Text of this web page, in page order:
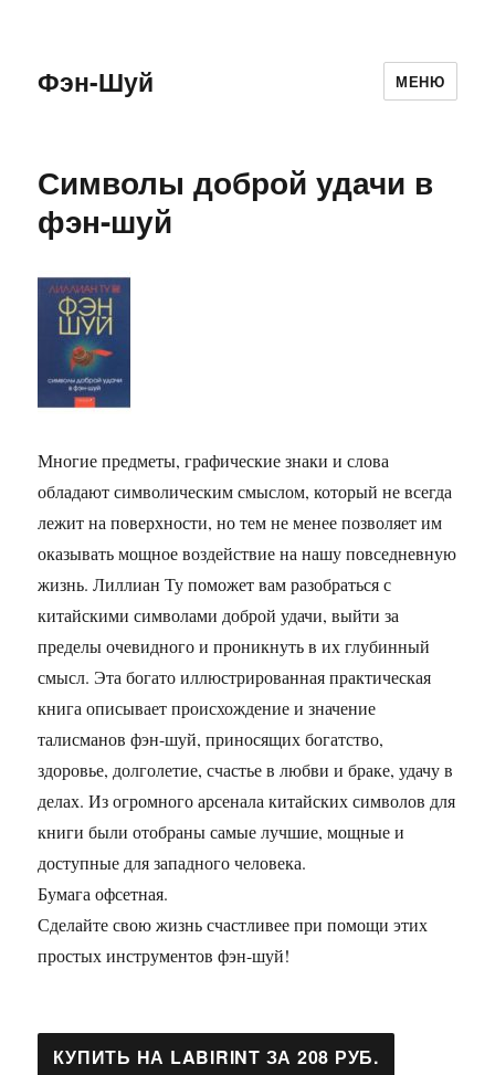
Фэн-Шуй МЕНЮ
Символы доброй удачи в
фэн-шуй
Многие предметы, графические знаки и слова
обладают символическим смыслом, который не всегда
лежит на поверхности, но тем не менее позволяет им
оказывать мощное воздействие на нашу повседневную
жизнь. Лиллиан Ту поможет вам разобраться с
китайскими символами доброй удачи, выйти за
пределы очевидного и проникнуть в их глубинный
смысл. Эта богато иллюстрированная практическая
книга описывает происхождение и значение
талисманов фэн-шуй, приносящих богатство,
здоровье, долголетие, счастье в любви и браке, удачу в
делах. Из огромного арсенала китайских символов для
книги были отобраны самые лучшие, мощные и
доступные для западного человека.
Бумага офсетная.
Сделайте свою жизнь счастливее при помощи этих
простых инструментов фэн-шуй!